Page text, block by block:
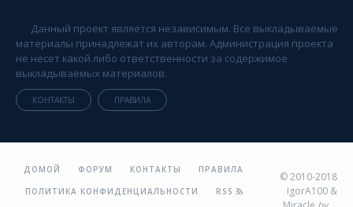
Данный проект является независимым. Все выкладываемые
материалы принадлежат их авторам. Администрация проекта
не несет какой либо ответственности за содержимое
выкладываемых материалов.
КОНТАКТЫ ПРАВИЛА
ДОМОЙ ФОРУМ КОНТАКТЫ
ПРАВИЛА
ПОЛИТИКА КОНФИДЕНЦИАЛЬНОСТИ
RSS
© 2010-2018
IgorA100 &